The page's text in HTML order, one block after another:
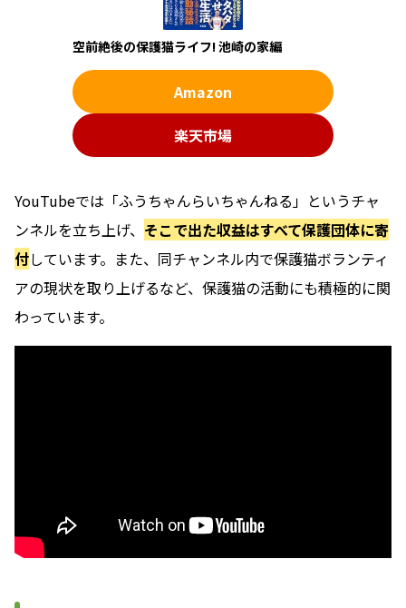
空前絶後の保護猫ライフ! 池崎の家編
Amazon
楽天市場
YouTubeでは「ふうちゃんらいちゃんねる」というチャ
ンネルを立ち上げ、 そこで出た収益はすべて保護団体に寄
付しています。また、同チャンネル内で保護猫ボランティ
アの現状を取り上げるなど、保護猫の活動にも積極的に関
わっています。